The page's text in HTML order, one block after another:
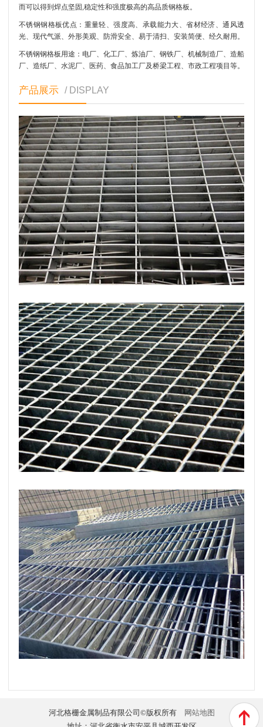
而可以得到焊点坚固,稳定性和强度极高的高品质钢格板。
不锈钢钢格板优点：重量轻、强度高、承载能力大、省材经济、通风透
光、现代气派、外形美观、防滑安全、易于清扫、安装简便、经久耐用。
不锈钢钢格板用途：电厂、化工厂、炼油厂、钢铁厂、机械制造厂、造船
厂、造纸厂、水泥厂、医药、食品加工厂及桥梁工程、市政工程项目等。
产品展示 / DISPLAY
河北格栅金属制品有限公司©版权所有
网站地图